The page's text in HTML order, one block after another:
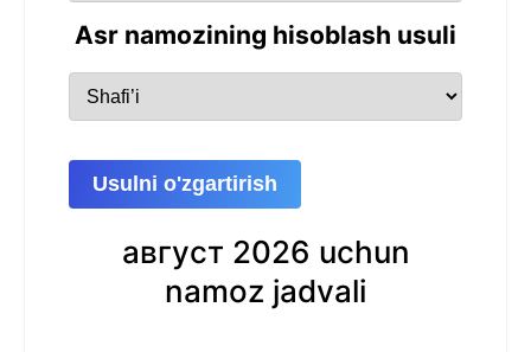
Asr namozining hisoblash usuli
Usulni o'zgartirish
август 2026 uchun
namoz jadvali